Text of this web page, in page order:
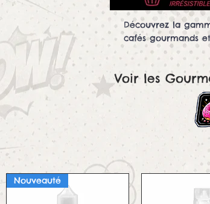
Découvrez la
cafés gourmands
Voir les
Nouveauté